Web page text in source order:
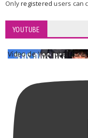
Onlyregisteredusers can
YOUTUBE
Vídeo de YouTube